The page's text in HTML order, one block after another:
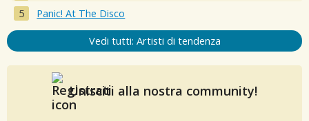
Panic! At The Disco
Vedi tutti: Artisti di tendenza
Unisciti alla nostra community!